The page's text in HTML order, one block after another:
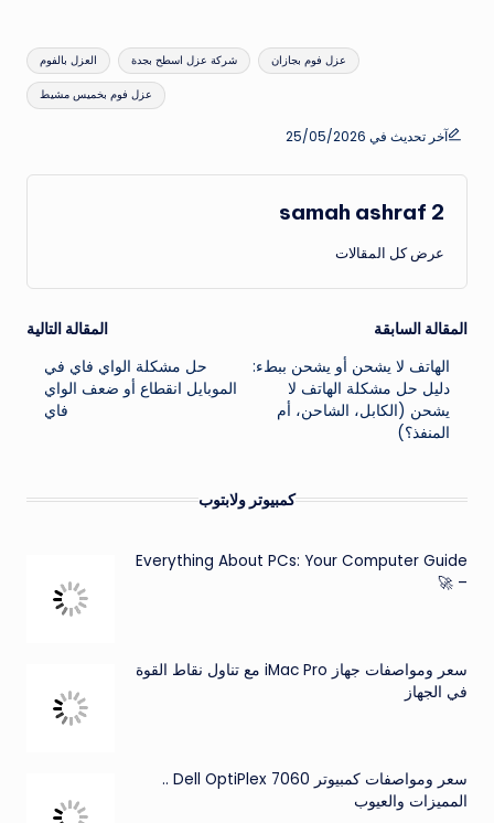
العزل بالفوم شركة عزل اسطح بجدة عزل فوم بجازان
عزل فوم بخميس مشيط
آخر تحديث في 25/05/2026
samah ashraf 2
عرض كل المقالات
تصفّح
المقالات
المقالة السابقة
الهاتف لا يشحن أو يشحن ببطء:
دليل حل مشكلة الهاتف لا
يشحن (الكابل، الشاحن، أم
المنفذ؟)
المقالة التالية
حل مشكلة الواي فاي في
الموبايل انقطاع أو ضعف الواي
فاي
كمبيوتر ولابتوب
Everything About PCs: Your Computer Guide
– 🚀
سعر ومواصفات جهاز iMac Pro مع تناول نقاط القوة
في الجهاز
سعر ومواصفات كمبيوتر Dell OptiPlex 7060 ..
المميزات والعيوب